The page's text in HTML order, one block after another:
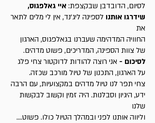
לסיום, הדובדבן שבקצפת: איי גאלפגוס,
שידרגו אותנו לספינה ליג'נד, אין לי מלים לתאר
את
החוויה המדהימה שעברנו בגאלפגוס, הארגון
של צוות הספינה, המדריכים, פשוט מדהים.
לסיכום - אני רוצה להודות לדוקטור צחי פלג
על הארגון, התכנון של טיול מורכב שכזה.
צחי תפר לנו טיול מדהים במקצועיות, עם הרבה
ידע, היגיון וסבלנות. היה זמין וקשוב לבקשות
שלנו
וליווה אותנו לפני ובמהלך הטיול כולו. פשוט....